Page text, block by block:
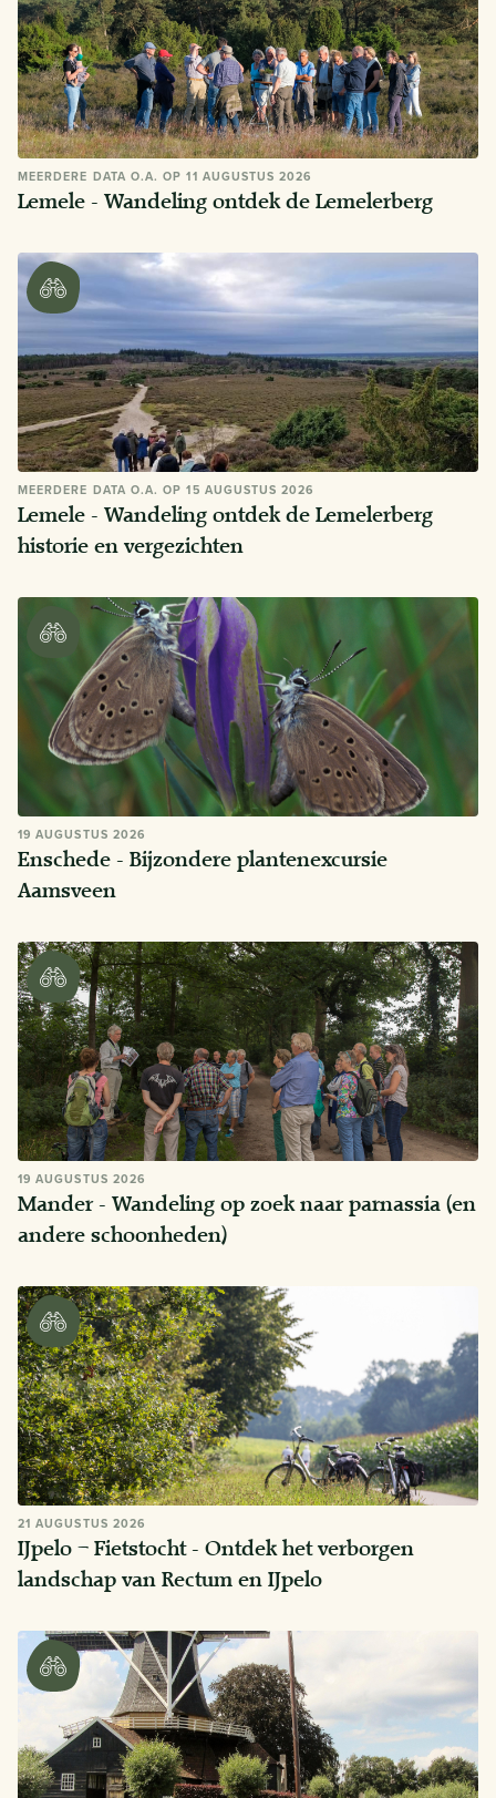
MEERDERE DATA O.A. OP 11 AUGUSTUS 2026
Lemele - Wandeling ontdek de Lemelerberg
MEERDERE DATA O.A. OP 15 AUGUSTUS 2026
Lemele - Wandeling ontdek de Lemelerberg
historie en vergezichten
19 AUGUSTUS 2026
Enschede - Bijzondere plantenexcursie
Aamsveen
19 AUGUSTUS 2026
Mander - Wandeling op zoek naar parnassia (en
andere schoonheden)
21 AUGUSTUS 2026
IJpelo – Fietstocht - Ontdek het verborgen
landschap van Rectum en IJpelo